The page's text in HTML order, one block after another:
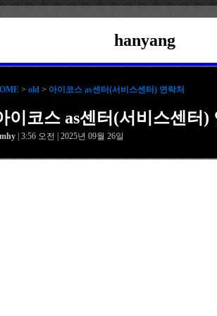
hanyang
> old > 아이코스 as센터(서비스센터) 연락처
이코스 as센터(서비스센터)
| 3:56 오전 | 2025년 09월 26일